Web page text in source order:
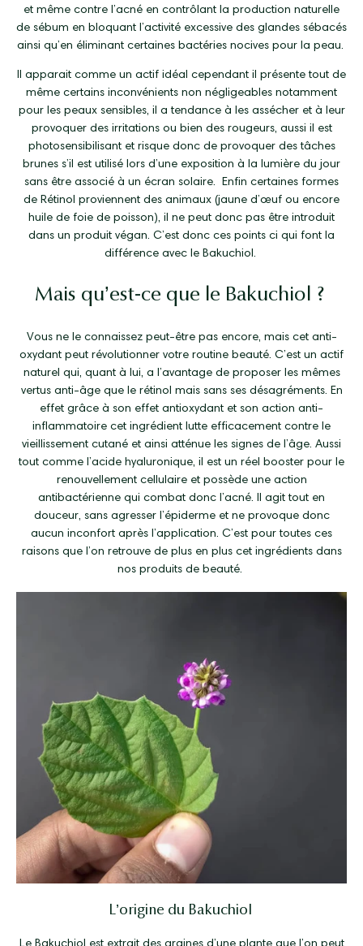
et même contre l’acné en contrôlant la production naturelle
de sébum en bloquant l’activité excessive des glandes sébacés
ainsi qu’en éliminant certaines bactéries nocives pour la peau.
Il apparait comme un actif idéal cependant il présente tout de
même certains inconvénients non négligeables notamment
pour les peaux sensibles, il a tendance à les assécher et à leur
provoquer des irritations ou bien des rougeurs, aussi il est
photosensibilisant et risque donc de provoquer des tâches
brunes s’il est utilisé lors d’une exposition à la lumière du jour
sans être associé à un écran solaire. Enfin certaines formes
de Rétinol proviennent des animaux (jaune d’œuf ou encore
huile de foie de poisson), il ne peut donc pas être introduit
dans un produit végan. C’est donc ces points ci qui font la
différence avec le Bakuchiol.
Mais qu’est-ce que le Bakuchiol ?
Vous ne le connaissez peut-être pas encore, mais cet anti-
oxydant peut révolutionner votre routine beauté. C’est un actif
naturel qui, quant à lui, a l’avantage de proposer les mêmes
vertus anti-âge que le rétinol mais sans ses désagréments. En
effet grâce à son effet antioxydant et son action anti-
inflammatoire cet ingrédient lutte efficacement contre le
vieillissement cutané et ainsi atténue les signes de l’âge. Aussi
tout comme l’acide hyaluronique, il est un réel booster pour le
renouvellement cellulaire et possède une action
antibactérienne qui combat donc l’acné. Il agit tout en
douceur, sans agresser l’épiderme et ne provoque donc
aucun inconfort après l’application. C’est pour toutes ces
raisons que l’on retrouve de plus en plus cet ingrédients dans
nos produits de beauté.
L’origine du Bakuchiol
Le Bakuchiol est extrait des graines d’une plante que l’on peut